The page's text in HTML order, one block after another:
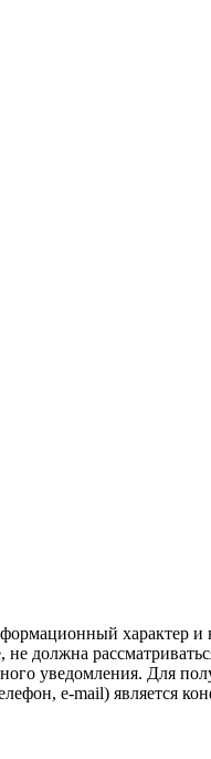
характер и
должна
уведомления. Для
e-mail) является